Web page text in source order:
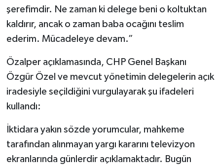
şerefimdir. Ne zaman ki delege beni o koltuktan
kaldırır, ancak o zaman baba ocağını teslim
ederim. Mücadeleye devam.”
Özalper açıklamasında, CHP Genel Başkanı
Özgür Özel ve mevcut yönetimin delegelerin açık
iradesiyle seçildiğini vurgulayarak şu ifadeleri
kullandı:
İktidara yakın sözde yorumcular, mahkeme
tarafından alınmayan yargı kararını televizyon
ekranlarında günlerdir açıklamaktadır. Bugün